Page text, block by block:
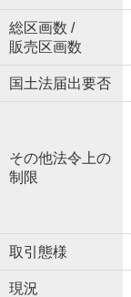
総区画数 /
販売区画数
国土法届出要否
その他法令上の
制限
取引態様
現況